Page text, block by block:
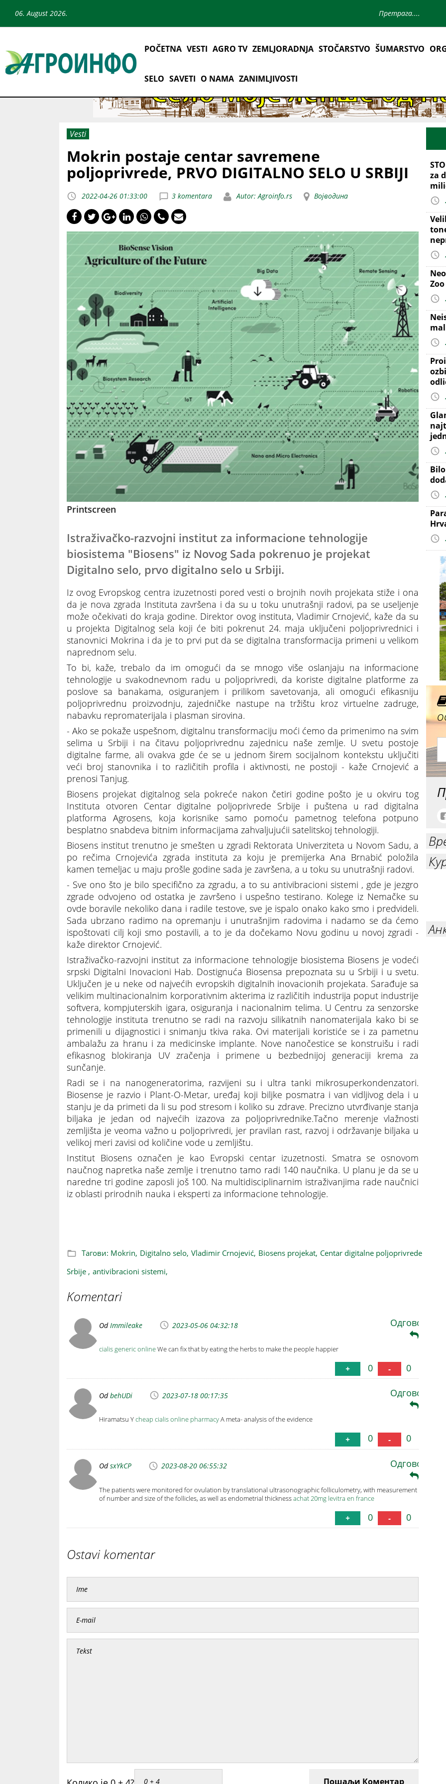
06. August 2026.
POČETNA VESTI AGRO TV ZEMLJORADNJA STOČARSTVO ŠUMARSTVO
SELO SAVETI O NAMA ZANIMLJIVOSTI
Vesti
Mokrin postaje centar savremene
poljoprivrede, PRVO DIGITALNO SELO U SRBIJI
2022-04-26 01:33:00 3 komentara Autor: Agroinfo.rs Војводина
Printscreen
Istraživačko-razvojni institut za informacione tehnologije
biosistema "Biosens" iz Novog Sada pokrenuo je projekat
Digitalno selo, prvo digitalno selo u Srbiji.
Iz ovog Evropskog centra izuzetnosti pored vesti o brojnih novih projekata stiže i ona
da je nova zgrada Instituta završena i da su u toku unutrašnji radovi, pa se useljenje
može očekivati do kraja godine. Direktor ovog instituta, Vladimir Crnojević, kaže da su
u projekta Digitalnog sela koji će biti pokrenut 24. maja uključeni poljoprivrednici i
stanovnici Mokrina i da je to prvi put da se digitalna transformacija primeni u velikom
naprednom selu.
To bi, kaže, trebalo da im omogući da se mnogo više oslanjaju na informacione
tehnologije u svakodnevnom radu u poljoprivredi, da koriste digitalne platforme za
poslove sa banakama, osiguranjem i prilikom savetovanja, ali omogući efikasniju
poljoprivrednu proizvodnju, zajedničke nastupe na tržištu kroz virtuelne zadruge,
nabavku repromaterijala i plasman sirovina.
- Ako se pokaže uspešnom, digitalnu transformaciju moći ćemo da primenimo na svim
selima u Srbiji i na čitavu poljoprivrednu zajednicu naše zemlje. U svetu postoje
digitalne farme, ali ovakva gde će se u jednom širem socijalnom kontekstu uključiti
veći broj stanovnika i to različitih profila i aktivnosti, ne postoji - kaže Crnojević a
prenosi Tanjug.
Biosens projekat digitalnog sela pokreće nakon četiri godine pošto je u okviru tog
Instituta otvoren Centar digitalne poljoprivrede Srbije i puštena u rad digitalna
platforma Agrosens, koja korisnike samo pomoću pametnog telefona potpuno
besplatno snabdeva bitnim informacijama zahvaljujućii satelitskoj tehnologiji.
Biosens institut trenutno je smešten u zgradi Rektorata Univerziteta u Novom Sadu, a
po rečima Crnojevića zgrada instituta za koju je premijerka Ana Brnabić položila
kamen temeljac u maju prošle godine sada je završena, a u toku su unutrašnji radovi.
- Sve ono što je bilo specifično za zgradu, a to su antivibracioni sistemi , gde je jezgro
zgrade odvojeno od ostatka je završeno i uspešno testirano. Kolege iz Nemačke su
ovde boravile nekoliko dana i radile testove, sve je ispalo onako kako smo i predvideli.
Sada ubrzano radimo na opremanju i unutrašnjim radovima i nadamo se da ćemo
ispoštovati cilj koji smo postavili, a to je da dočekamo Novu godinu u novoj zgradi -
kaže direktor Crnojević.
Istraživačko-razvojni institut za informacione tehnologije biosistema Biosens je vodeći
srpski Digitalni Inovacioni Hab. Dostignuća Biosensa prepoznata su u Srbiji i u svetu.
Uključen je u neke od najvećih evropskih digitalnih inovacionih projekata. Sarađuje sa
velikim multinacionalnim korporativnim akterima iz različitih industrija poput industrije
softvera, kompjuterskih igara, osiguranja i nacionalnim telima. U Centru za senzorske
tehnologije instituta trenutno se radi na razvoju silikatnih nanomaterijala kako bi se
primenili u dijagnostici i snimanju tkiva raka. Ovi materijali koristiće se i za pametnu
ambalažu za hranu i za medicinske implante. Nove nanočestice se konstruišu i radi
efikasnog blokiranja UV zračenja i primene u bezbednijoj generaciji krema za
sunčanje.
Radi se i na nanogeneratorima, razvijeni su i ultra tanki mikrosuperkondenzatori.
Biosense je razvio i Plant-O-Metar, uređaj koji biljke posmatra i van vidljivog dela i u
stanju je da primeti da li su pod stresom i koliko su zdrave. Precizno utvrđivanje stanja
biljaka je jedan od najvećih izazova za poljoprivrednike.Tačno merenje vlažnosti
zemljišta je veoma važno u poljoprivredi, jer pravilan rast, razvoj i održavanje biljaka u
velikoj meri zavisi od količine vode u zemljištu.
Institut Biosens označen je kao Evropski centar izuzetnosti. Smatra se osnovom
naučnog napretka naše zemlje i trenutno tamo radi 140 naučnika. U planu je da se u
naredne tri godine zaposli još 100. Na multidisciplinarnim istraživanjima rade naučnici
iz oblasti prirodnih nauka i eksperti za informacione tehnologije.
Тагови: Mokrin, Digitalno selo, Vladimir Crnojević, Biosens projekat, Centar digitalne poljoprivrede
Srbije , antivibracioni sistemi,
Komentari
Od Immileake 2023-05-06 04:32:18 Одговори
cialis generic onlineWe can fix that by eating the herbs to make the people happier
+ 0 - 0
OdbehUDi 2023-07-18 00:17:35 Одговори
Hiramatsu Ycheap cialis online pharmacyA meta- analysis of the evidence
+ 0 - 0
OdsxYkCP 2023-08-20 06:55:32 Одговори
The patients were monitored for ovulation by translational ultrasonographic folliculometry, with measurement
of number and size of the follicles, as well as endometrial thicknessachat 20mg levitra en france
+ 0 - 0
Ostavi komentar
Пошаљи Коментар
za